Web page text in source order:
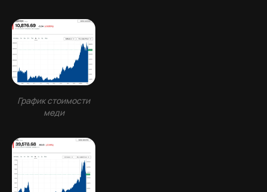
График стоимости
меди